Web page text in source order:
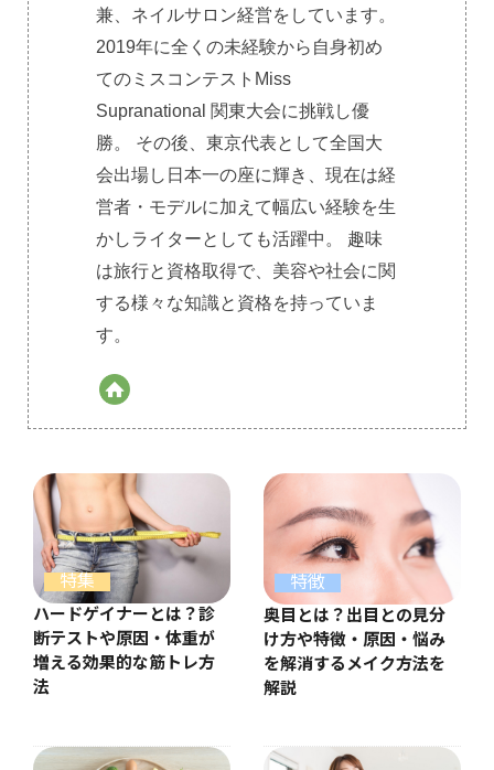
兼、ネイルサロン経営をしています。
2019年に全くの未経験から自身初め
てのミスコンテストMiss
Supranational 関東大会に挑戦し優
勝。 その後、東京代表として全国大
会出場し日本一の座に輝き、現在は経
営者・モデルに加えて幅広い経験を生
かしライターとしても活躍中。 趣味
は旅行と資格取得で、美容や社会に関
する様々な知識と資格を持っていま
す。
特集
ハードゲイナーとは？診
断テストや原因・体重が
増える効果的な筋トレ方
法
特徴
奥目とは？出目との見分
け方や特徴・原因・悩み
を解消するメイク方法を
解説